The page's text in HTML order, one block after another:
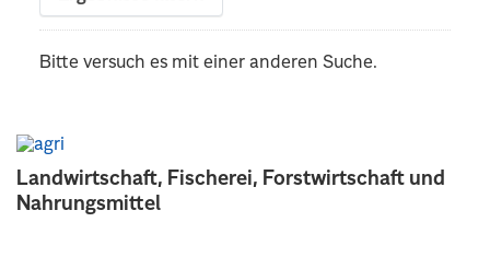
Landwirtschaft, Fischerei, Forstwirtschaft und
Nahrungsmittel
Bitte versuch es mit einer anderen Suche.